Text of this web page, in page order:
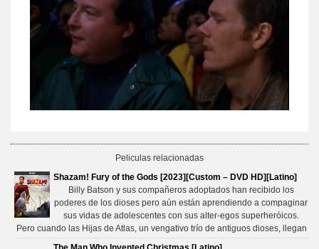
Peliculas relacionadas
Shazam! Fury of the Gods [2023][Custom – DVD HD][Latino]
Billy Batson y sus compañeros adoptados han recibido los
poderes de los dioses pero aún están aprendiendo a compaginar
sus vidas de adolescentes con sus alter-egos superheróicos.
Pero cuando las Hijas de Atlas, un vengativo trío de antiguos dioses, llegan